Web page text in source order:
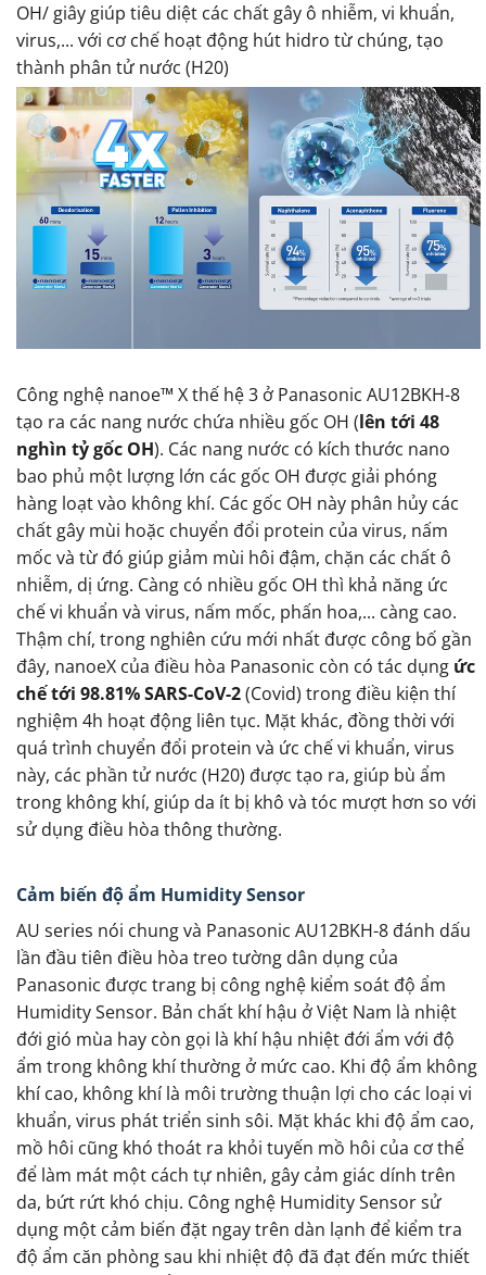
OH/ giây giúp tiêu diệt các chất gây ô nhiễm, vi khuẩn,
virus,... với cơ chế hoạt động hút hidro từ chúng, tạo
thành phân tử nước (H20)
Công nghệ nanoe™ X thế hệ 3 ở Panasonic AU12BKH-8
tạo ra các nang nước chứa nhiều gốc OH (lên tới 48
nghìn tỷ gốc OH). Các nang nước có kích thước nano
bao phủ một lượng lớn các gốc OH được giải phóng
hàng loạt vào không khí. Các gốc OH này phân hủy các
chất gây mùi hoặc chuyển đổi protein của virus, nấm
mốc và từ đó giúp giảm mùi hôi đậm, chặn các chất ô
nhiễm, dị ứng. Càng có nhiều gốc OH thì khả năng ức
chế vi khuẩn và virus, nấm mốc, phấn hoa,... càng cao.
Thậm chí, trong nghiên cứu mới nhất được công bố gần
đây, nanoeX của điều hòa Panasonic còn có tác dụng ức
chế tới 98.81% SARS-CoV-2(Covid) trong điều kiện thí
nghiệm 4h hoạt động liên tục. Mặt khác, đồng thời với
quá trình chuyển đổi protein và ức chế vi khuẩn, virus
này, các phần tử nước (H20) được tạo ra, giúp bù ẩm
trong không khí, giúp da ít bị khô và tóc mượt hơn so với
sử dụng điều hòa thông thường.
Cảm biến độ ẩm Humidity Sensor
AU series nói chung và Panasonic AU12BKH-8 đánh dấu
lần đầu tiên điều hòa treo tường dân dụng của
Panasonic được trang bị công nghệ kiểm soát độ ẩm
Humidity Sensor. Bản chất khí hậu ở Việt Nam là nhiệt
đới gió mùa hay còn gọi là khí hậu nhiệt đới ẩm với độ
ẩm trong không khí thường ở mức cao. Khi độ ẩm không
khí cao, không khí là môi trường thuận lợi cho các loại vi
khuẩn, virus phát triển sinh sôi. Mặt khác khi độ ẩm cao,
mồ hôi cũng khó thoát ra khỏi tuyến mồ hôi của cơ thể
để làm mát một cách tự nhiên, gây cảm giác dính trên
da, bứt rứt khó chịu. Công nghệ Humidity Sensor sử
dụng một cảm biến đặt ngay trên dàn lạnh để kiểm tra
độ ẩm căn phòng sau khi nhiệt độ đã đạt đến mức thiết